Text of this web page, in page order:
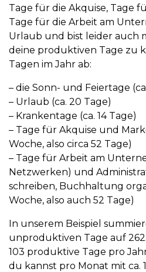
Tage für die Akquise, Tage
Tage für die Arbeit am
Urlaub und bist leider auch
deine produktiven Tage zu
Tagen im Jahr ab:
– die Sonn- und Feiertage
– Urlaub (ca. 20 Tage)
– Krankentage (ca. 14 Tage)
– Tage für Akquise und
Woche, also circa 52 Tage)
– Tage für Arbeit am
Netzwerken) und
schreiben, Buchhaltung
Woche, also auch 52 Tage)
In unserem Beispiel
unproduktiven Tage auf
103 produktive Tage pro
du kannst pro Monat mit ca.